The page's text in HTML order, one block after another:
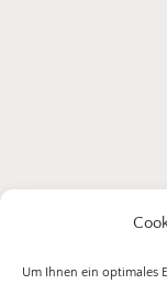
Um Ihnen ein optimales